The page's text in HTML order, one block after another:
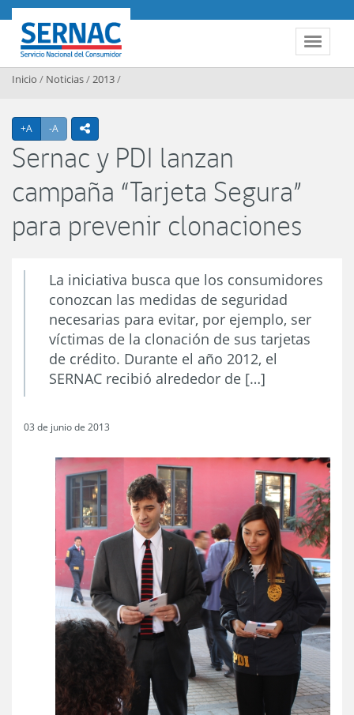
Contenido principal
Toggle
SERNAC
Inicio / Noticias/2013/
+A Agrandar texto
-A Achicar textoicono compartir
Sernac y PDI lanzan
campaña “Tarjeta Segura”
para prevenir clonaciones
La iniciativa busca que los consumidores
conozcan las medidas de seguridad
necesarias para evitar, por ejemplo, ser
víctimas de la clonación de sus tarjetas
de crédito. Durante el año 2012, el
SERNAC recibió alrededor de […]
03 de junio de 2013